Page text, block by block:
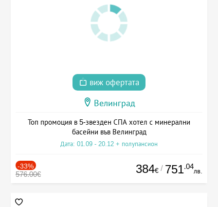
виж офертата
Велинград
Топ промоция в 5-звезден СПА хотел с минерални
басейни във Велинград
Дата: 01.09 - 20.12 + полупансион
-33%
576.00€ 384€ / 751.04
лв.